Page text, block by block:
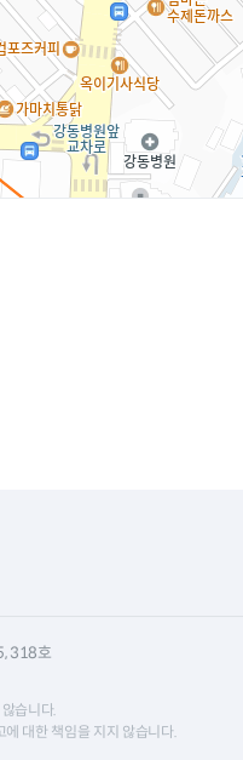
318호
습니다.
대한 책임을 지지 않습니다.